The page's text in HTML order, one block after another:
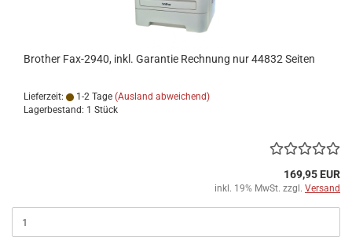
Brother Fax-2940, inkl. Garantie Rechnung nur 44832 Seiten
Lieferzeit: 1-2 Tage (Ausland abweichend)
Lagerbestand: 1 Stück
169,95 EUR
inkl. 19% MwSt. zzgl. Versand